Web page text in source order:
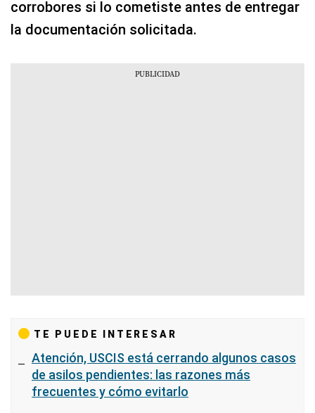
corrobores si lo cometiste antes de entregar
la documentación solicitada.
TE PUEDE INTERESAR
Atención, USCIS está cerrando algunos casos
de asilos pendientes: las razones más
frecuentes y cómo evitarlo